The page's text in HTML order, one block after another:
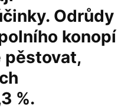
Odrůdy
konopí
pěstovat,
%.